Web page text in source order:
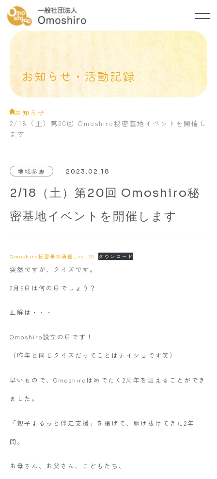
ご支援のお願い
お知らせ・活動記録
お知らせ
2/18（土）第20回 Omoshiro秘密基地イベントを開催し
ます
地域参画 2023.02.18
2/18（土）第20回 Omoshiro秘
密基地イベントを開催します
Omoshiro秘密基地通信_vol.20 ダウンロード
突然ですが、クイズです。
2月5日は何の日でしょう？
正解は・・・
Omoshiro設立の日です！
（昨年と同じクイズだってことはナイショです笑）
早いもので、Omoshiroはめでたく2周年を迎えることができ
ました。
「親子まるっと伴走支援」を掲げて、駆け抜けてきた2年
間。
お母さん、お父さん、こどもたち、